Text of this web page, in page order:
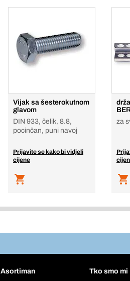
Vijak sa šesterokutnom
glavom
DIN 933, čelik, 8.8,
pocinčan, puni navoj
Prijavite se kako bi vidjeli
cijene
za
Asortiman Tko smo mi